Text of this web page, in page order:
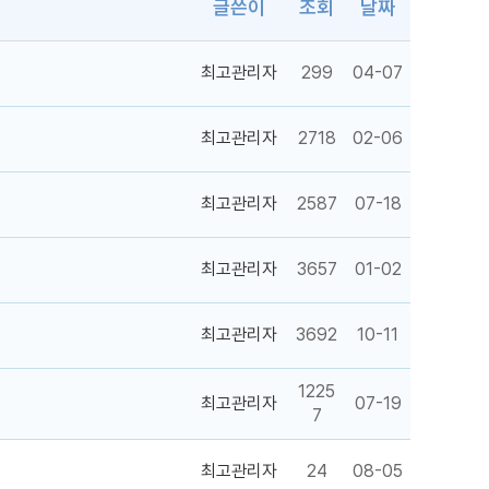
글쓴이 조회 날짜
최고관리자 299 04-07
최고관리자 2718 02-06
최고관리자 2587 07-18
최고관리자 3657 01-02
최고관리자 3692 10-11
최고관리자
1225
7
07-19
최고관리자 24 08-05